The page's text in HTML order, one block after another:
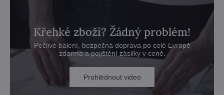
Křehké zboží? Žádný problém!
Pečlivé balení, bezpečná doprava po celé Evropě
zdarma a pojištění zásilky v ceně.
Prohlédnout video